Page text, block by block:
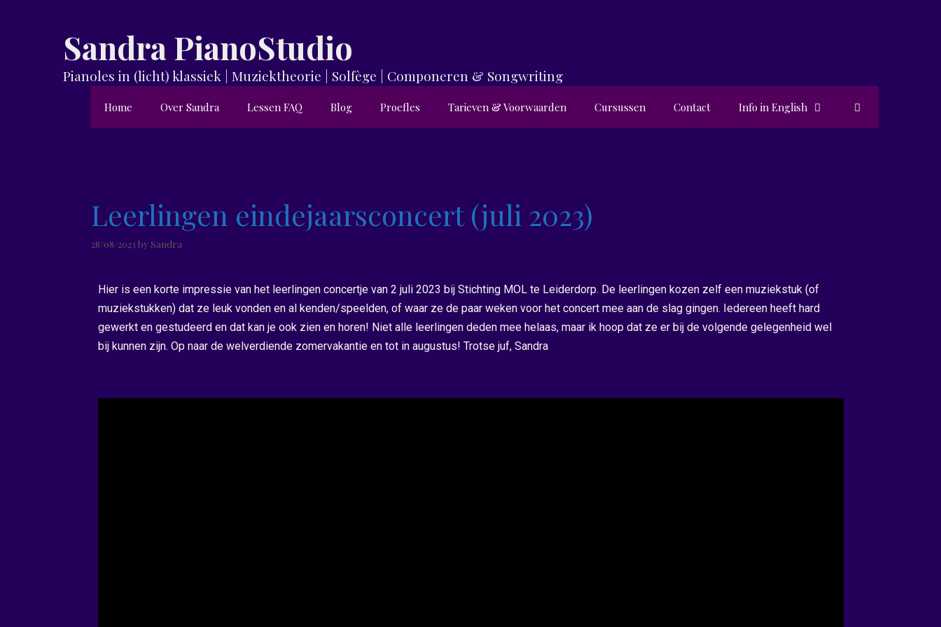
Sandra PianoStudio
Pianoles in (licht) klassiek | Muziektheorie | Solfège | Componeren & Songwriting
Home Over Sandra Lessen FAQ Blog Proefles Tarieven & Voorwaarden Cursussen Contact Info in English
Leerlingen eindejaarsconcert (juli 2023)
28/08/2023 by Sandra
Hier is een korte impressie van het leerlingen concertje van 2 juli 2023 bij Stichting MOL te Leiderdorp. De leerlingen kozen zelf een muziekstuk (of
muziekstukken) dat ze leuk vonden en al kenden/speelden, of waar ze de paar weken voor het concert mee aan de slag gingen. Iedereen heeft hard
gewerkt en gestudeerd en dat kan je ook zien en horen! Niet alle leerlingen deden mee helaas, maar ik hoop dat ze er bij de volgende gelegenheid wel
bij kunnen zijn. Op naar de welverdiende zomervakantie en tot in augustus! Trotse juf, Sandra